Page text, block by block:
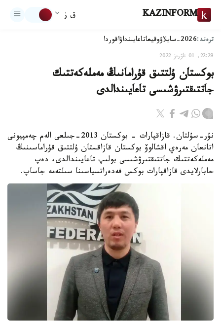
KAZINFORM ق ز
ترەند:2026-سايلاۋ وقيعاتاعايىنداۋاقوردا
22:29, 01 ناۋرىز 2022
بوكستان ۇلتتىق قۇرامانىڭ مەملەكەتتىك
جاتتىقتىرۋشىسى تاعايىندالدى
نۇر-سۇلتان. قازاقپارات - بوكستان 2013-جىلعى الەم چەمپيونى
اتانعان مەرەي اقشالوۆ بوكستان قازاقستان ۇلتتىق قۇراماسىنىڭ
مەملەكەتتىك جاتتىقتىرۋشىسى بولىپ تاعايىندالدى، دەپ
حابارلايدى قازاقپارات بوكس فەدەراتسياسىنا سىلتەمە جاساپ.